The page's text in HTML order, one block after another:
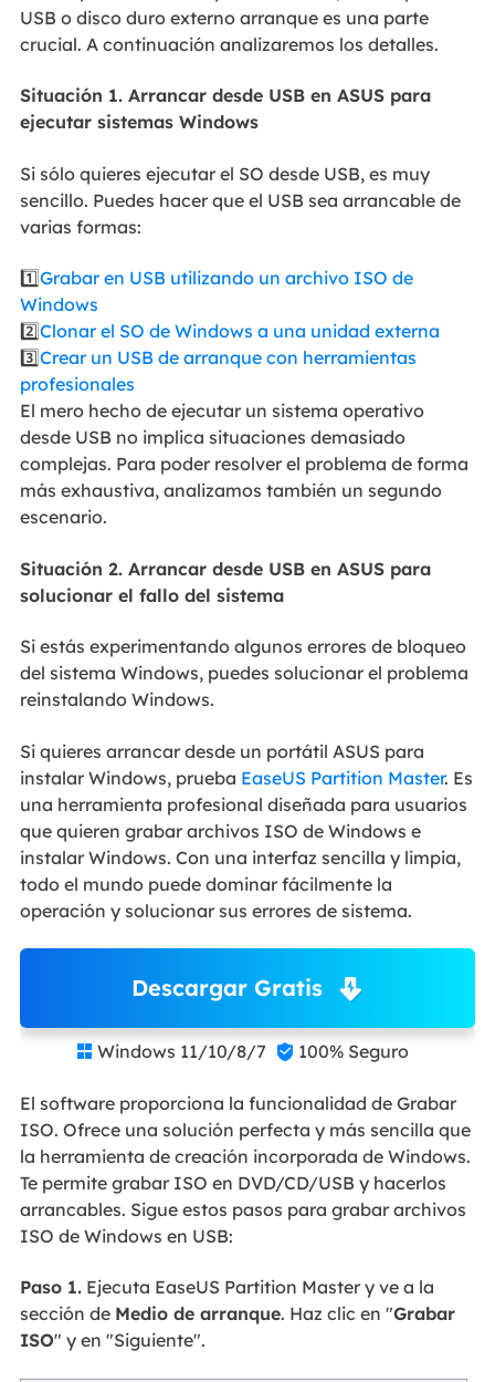
USB o disco duro externo arranque es una parte
crucial. A continuación analizaremos los detalles.
Situación 1. Arrancar desde USB en ASUS para
ejecutar sistemas Windows
Si sólo quieres ejecutar el SO desde USB, es muy
sencillo. Puedes hacer que el USB sea arrancable de
varias formas:
1️⃣Grabar en USB utilizando un archivo ISO de
Windows
2️⃣Clonar el SO de Windows a una unidad externa
3️⃣Crear un USB de arranque con herramientas
profesionales
El mero hecho de ejecutar un sistema operativo
desde USB no implica situaciones demasiado
complejas. Para poder resolver el problema de forma
más exhaustiva, analizamos también un segundo
escenario.
Situación 2. Arrancar desde USB en ASUS para
solucionar el fallo del sistema
Si estás experimentando algunos errores de bloqueo
del sistema Windows, puedes solucionar el problema
reinstalando Windows.
Si quieres arrancar desde un portátil ASUS para
instalar Windows, prueba EaseUS Partition Master. Es
una herramienta profesional diseñada para usuarios
que quieren grabar archivos ISO de Windows e
instalar Windows. Con una interfaz sencilla y limpia,
todo el mundo puede dominar fácilmente la
operación y solucionar sus errores de sistema.
Descargar Gratis
 Windows 11/10/8/7  100% Seguro
El software proporciona la funcionalidad de Grabar
ISO. Ofrece una solución perfecta y más sencilla que
la herramienta de creación incorporada de Windows.
Te permite grabar ISO en DVD/CD/USB y hacerlos
arrancables. Sigue estos pasos para grabar archivos
ISO de Windows en USB:
Paso 1.Ejecuta EaseUS Partition Master y ve a la
sección de Medio de arranque. Haz clic en "Grabar
ISO" y en "Siguiente".